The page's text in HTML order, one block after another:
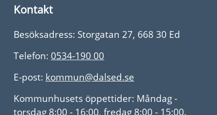
Kontakt
Besöksadress: Storgatan 27, 668 30 Ed
Telefon: 0534-190 00
E-post: kommun@dalsed.se
Kommunhusets öppettider: Måndag -
torsdag 8:00 - 16:00, fredag 8:00 - 15:00.